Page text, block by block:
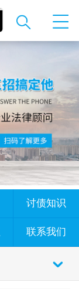
讨债知识
联系我们